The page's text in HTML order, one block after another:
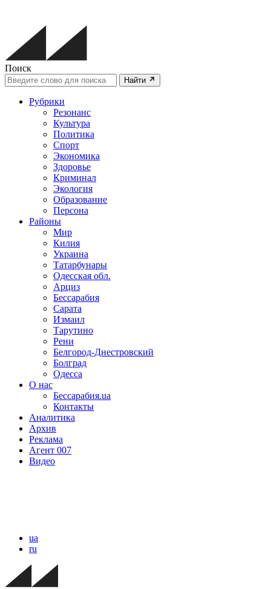
Поиск
Найти
Рубрики
Резонанс
Культура
Политика
Спорт
Экономика
Здоровье
Криминал
Экология
Образование
Персона
Районы
Мир
Килия
Украина
Татарбунары
Одесская обл.
Арциз
Бессарабия
Сарата
Измаил
Тарутино
Рени
Белгород-Днестровский
Болград
Одесса
О нас
Бессарабия.ua
Контакты
Аналитика
Архив
Реклама
Агент 007
Видео
ua
ru